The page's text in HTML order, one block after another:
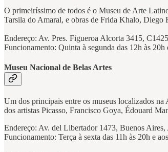
O primeiríssimo de todos é o Museu de Arte
Tarsila do Amaral, e obras de Frida Khalo, Diego
Endereço: Av. Pres. Figueroa Alcorta 3415,
Funcionamento: Quinta à segunda das 12h às 20h
Museu Nacional de Belas Artes
Um dos principais entre os museus localizados
dos artistas Picasso, Francisco Goya, Édouard
Endereço: Av. del Libertador 1473, Buenos Aires,
Funcionamento: Terça à sexta das 11h às 20h e